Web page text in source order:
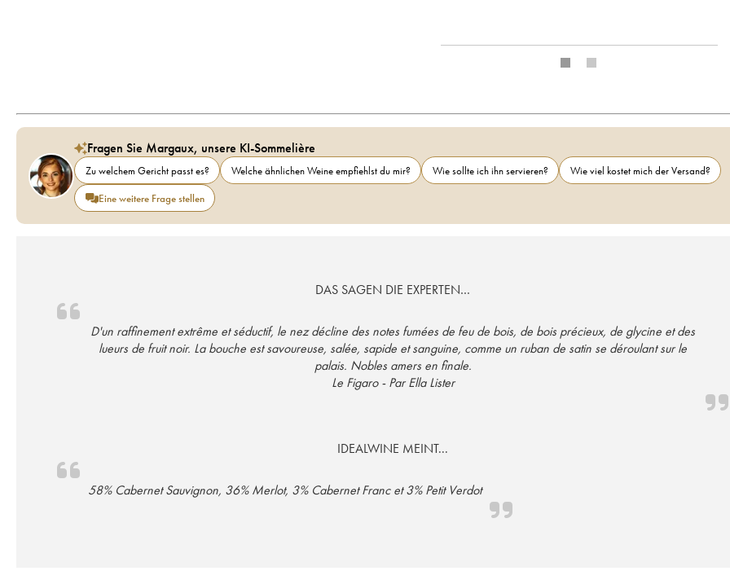
Fragen Sie Margaux, unsere KI-Sommelière
Zu welchem Gericht passt es? Welche ähnlichen Weine empfiehlst du mir? Wie sollte ich ihn servieren?
Wie viel kostet mich der Versand?
Eine weitere Frage stellen
DAS SAGEN DIE EXPERTEN…
D'un raffinement extrême et séductif, le nez décline des notes fumées de feu de bois, de bois précieux, de glycine et des
lueurs de fruit noir. La bouche est savoureuse, salée, sapide et sanguine, comme un ruban de satin se déroulant sur le
palais. Nobles amers en finale.
Le Figaro - Par Ella Lister
IDEALWINE MEINT...
58% Cabernet Sauvignon, 36% Merlot, 3% Cabernet Franc et 3% Petit Verdot